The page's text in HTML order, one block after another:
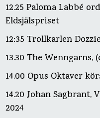
12.25 Paloma Labbé
Eldsjälspriset
12:35 Trollkarlen Dozzie
13.30 The Wenngarns,
14.00 Opus Oktaver
14.20 Johan
2024